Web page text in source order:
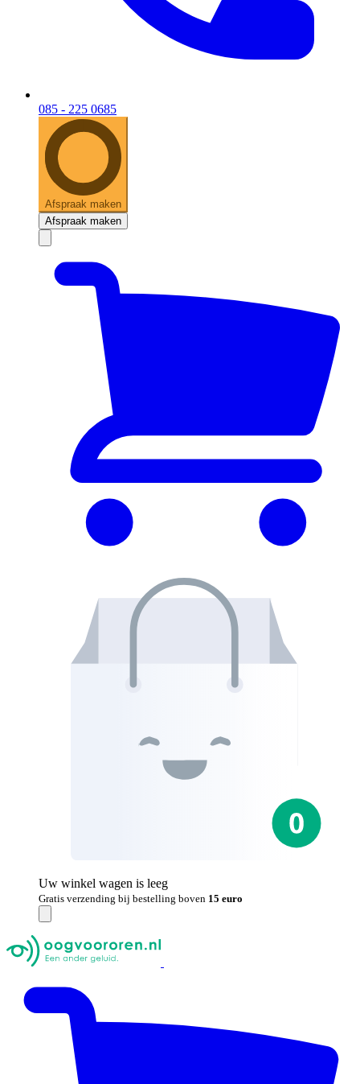
085 - 225 0685
Afspraak maken
Afspraak maken
Uw winkel wagen is leeg
Gratis verzending bij bestelling boven 15 euro